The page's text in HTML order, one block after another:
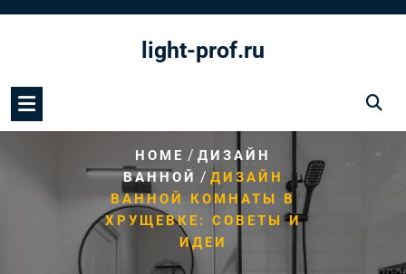
light-prof.ru
HOME / ДИЗАЙН
ВАННОЙ / ДИЗАЙН
ВАННОЙ КОМНАТЫ В
ХРУЩЕВКЕ: СОВЕТЫ И
ИДЕИ